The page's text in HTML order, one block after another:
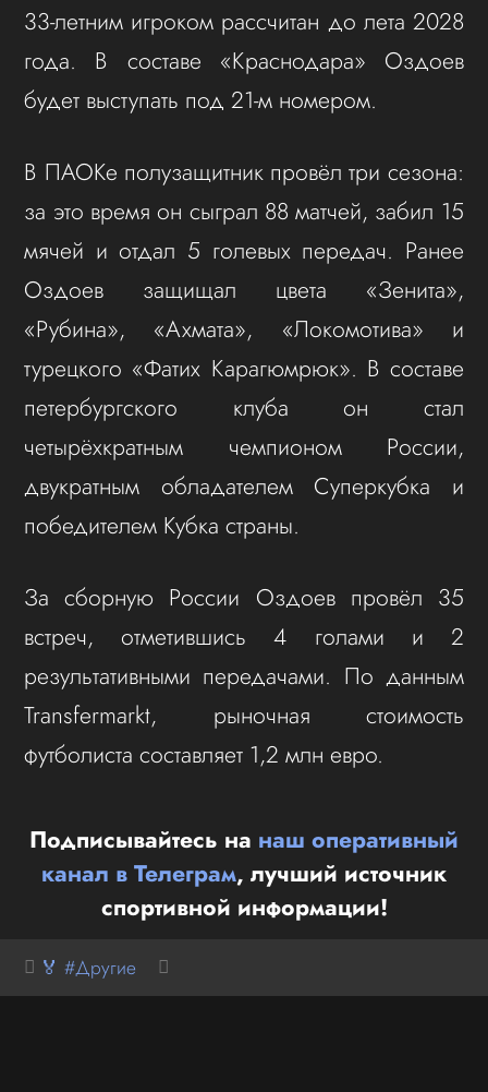
33‑летним игроком рассчитан до лета 2028
года. В составе «Краснодара» Оздоев
будет выступать под 21‑м номером.
В ПАОКе полузащитник провёл три сезона:
за это время он сыграл 88 матчей, забил 15
мячей и отдал 5 голевых передач. Ранее
Оздоев защищал цвета «Зенита»,
«Рубина», «Ахмата», «Локомотива» и
турецкого «Фатих Карагюмрюк». В составе
петербургского клуба он стал
четырёхкратным чемпионом России,
двукратным обладателем Суперкубка и
победителем Кубка страны.
За сборную России Оздоев провёл 35
встреч, отметившись 4 голами и 2
результативными передачами. По данным
Transfermarkt, рыночная стоимость
футболиста составляет 1,2 млн евро.
Подписывайтесь на наш оперативный
канал в Телеграм, лучший источник
спортивной информации!
🏅 #Другие